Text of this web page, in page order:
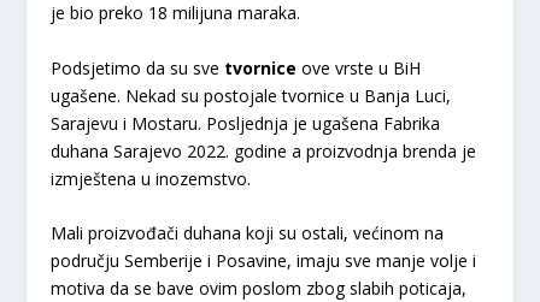
je bio preko 18 milijuna maraka.
Podsjetimo da su sve tvorniceove vrste u BiH
ugašene. Nekad su postojale tvornice u Banja Luci,
Sarajevu i Mostaru. Posljednja je ugašena Fabrika
duhana Sarajevo 2022. godine a proizvodnja brenda je
izmještena u inozemstvo.
Mali proizvođači duhana koji su ostali, većinom na
području Semberije i Posavine, imaju sve manje volje i
motiva da se bave ovim poslom zbog slabih poticaja,